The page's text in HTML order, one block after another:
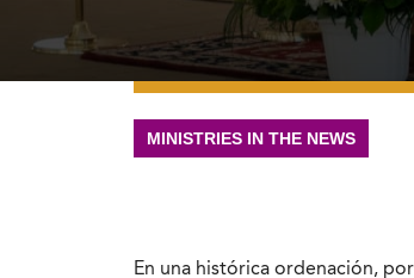
MINISTRIES IN THE NEWS
En una histórica ordenación,